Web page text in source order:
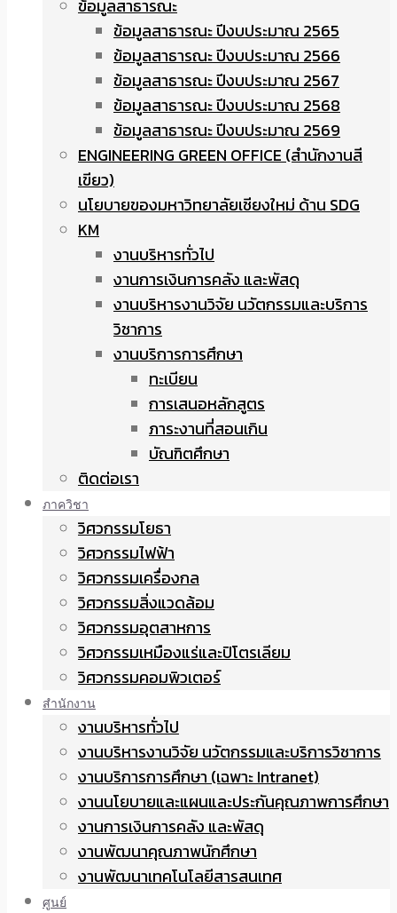
ข้อมูลสาธารณะ
ข้อมูลสาธารณะ ปีงบประมาณ 2565
ข้อมูลสาธารณะ ปีงบประมาณ 2566
ข้อมูลสาธารณะ ปีงบประมาณ 2567
ข้อมูลสาธารณะ ปีงบประมาณ 2568
ข้อมูลสาธารณะ ปีงบประมาณ 2569
ENGINEERING GREEN OFFICE (สำนักงานสี
เขียว)
นโยบายของมหาวิทยาลัยเชียงใหม่ ด้าน SDG
KM
งานบริหารทั่วไป
งานการเงินการคลัง และพัสดุ
งานบริหารงานวิจัย นวัตกรรมและบริการ
วิชาการ
งานบริการการศึกษา
ทะเบียน
การเสนอหลักสูตร
ภาระงานที่สอนเกิน
บัณฑิตศึกษา
ติดต่อเรา
ภาควิชา
วิศวกรรมโยธา
วิศวกรรมไฟฟ้า
วิศวกรรมเครื่องกล
วิศวกรรมสิ่งแวดล้อม
วิศวกรรมอุตสาหการ
วิศวกรรมเหมืองแร่และปิโตรเลียม
วิศวกรรมคอมพิวเตอร์
สำนักงาน
งานบริหารทั่วไป
งานบริหารงานวิจัย นวัตกรรมและบริการวิชาการ
งานบริการการศึกษา (เฉพาะ Intranet)
งานนโยบายและแผนและประกันคุณภาพการศึกษา
งานการเงินการคลัง และพัสดุ
งานพัฒนาคุณภาพนักศึกษา
งานพัฒนาเทคโนโลยีสารสนเทศ
ศูนย์